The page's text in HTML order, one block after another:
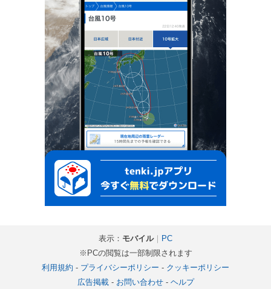
表示： モバイル｜ PC
※PCの閲覧は一部制限されます
利用規約 - プライバシーポリシー - クッキーポリシー
広告掲載- お問い合わせ- ヘルプ